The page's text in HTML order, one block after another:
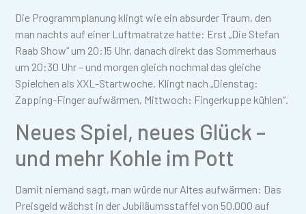
Die Programmplanung klingt wie ein absurder Traum, den
man nachts auf einer Luftmatratze hatte: Erst „Die Stefan
Raab Show“ um 20:15 Uhr, danach direkt das Sommerhaus
um 20:30 Uhr – und morgen gleich nochmal das gleiche
Spielchen als XXL-Startwoche. Klingt nach „Dienstag:
Zapping-Finger aufwärmen, Mittwoch: Fingerkuppe kühlen“.
Neues Spiel, neues Glück –
und mehr Kohle im Pott
Damit niemand sagt, man würde nur Altes aufwärmen: Das
Preisgeld wächst in der Jubiläumsstaffel von 50.000 auf